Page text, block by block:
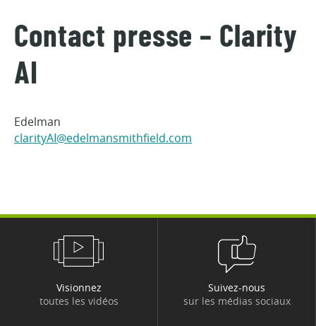
Contact presse – Clarity
AI
Edelman
clarityAI@edelmansmithfield.com
Visionnez
toutes les vidéos
Suivez-nous
sur les médias sociaux